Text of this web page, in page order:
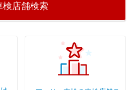
検店舗検索